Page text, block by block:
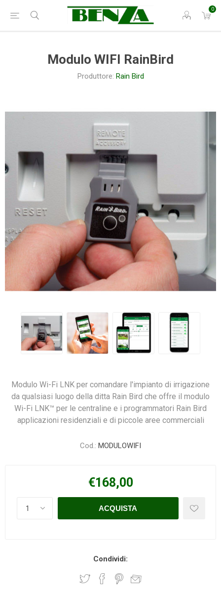
0
Modulo WIFI RainBird
Produttore: Rain Bird
Modulo Wi-Fi LNK per comandare l'impianto di irrigazione
da qualsiasi luogo della ditta Rain Bird che offre il modulo
Wi-Fi LNK™ per le centraline e i programmatori Rain Bird
applicazioni residenziali e di piccole aree commerciali
Cod.: MODULOWIFI
€168,00
Condividi: